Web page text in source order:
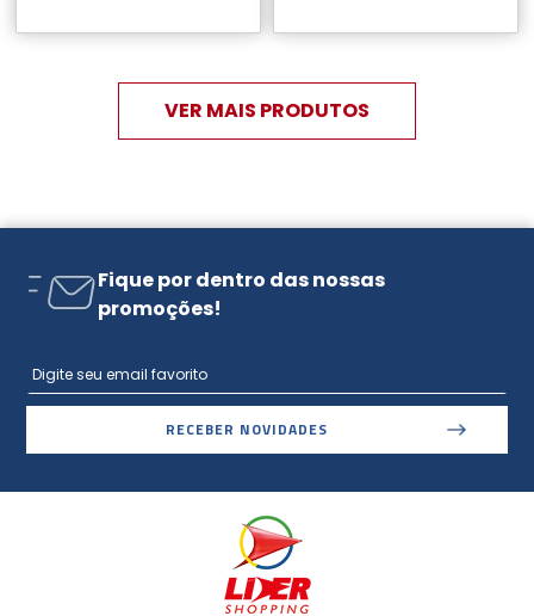
Fique por dentro das nossas
promoções!
RECEBER NOVIDADES